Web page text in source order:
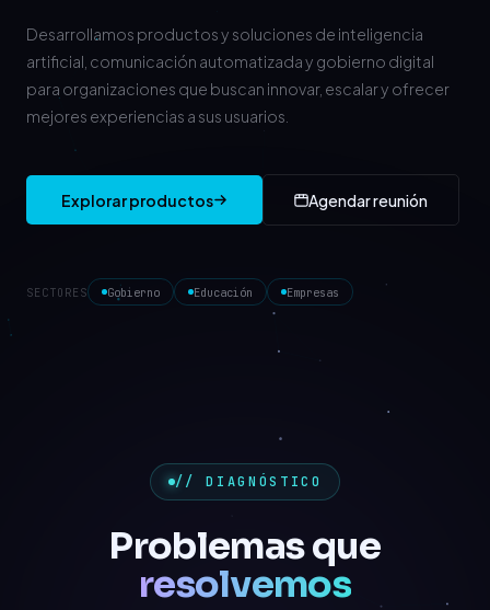
Desarrollamos productos y soluciones de inteligencia
artificial, comunicación automatizada y gobierno digital
para organizaciones que buscan innovar, escalar y ofrecer
mejores experiencias a sus usuarios.
Explorar productos Agendar reunión
SECTORES Gobierno Educación Empresas
// DIAGNÓSTICO
Problemas que
resolvemos